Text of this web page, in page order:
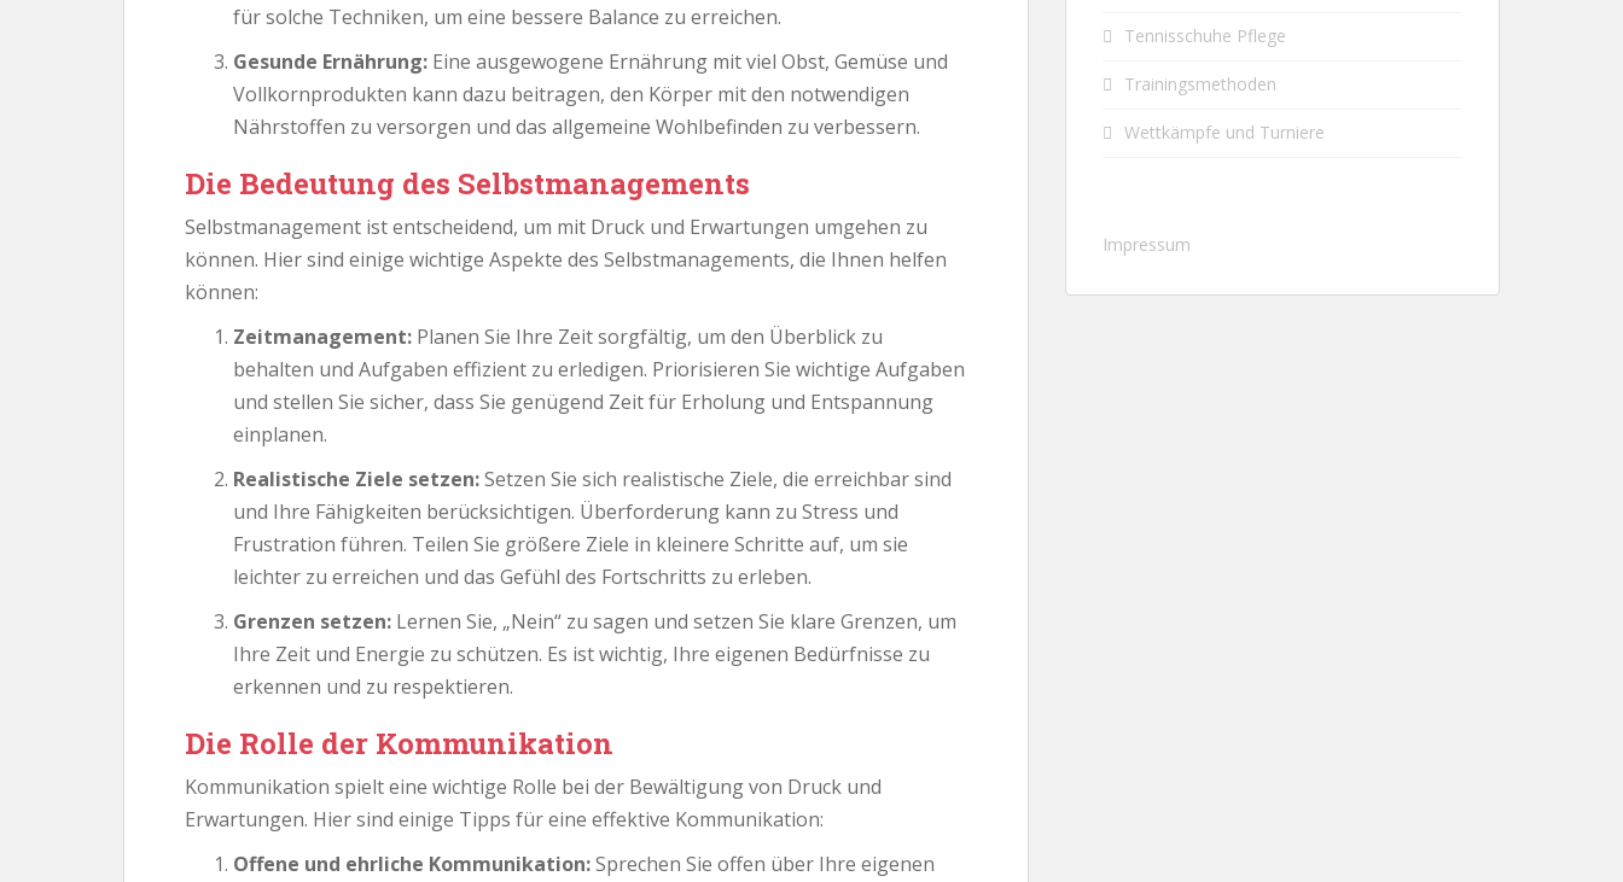
für solche Techniken, um eine bessere Balance zu erreichen.
Gesunde Ernährung: Eine ausgewogene Ernährung mit viel Obst, Gemüse und
Vollkornprodukten kann dazu beitragen, den Körper mit den notwendigen
Nährstoffen zu versorgen und das allgemeine Wohlbefinden zu verbessern.
Die Bedeutung des Selbstmanagements
Selbstmanagement ist entscheidend, um mit Druck und Erwartungen umgehen zu
können. Hier sind einige wichtige Aspekte des Selbstmanagements, die Ihnen helfen
können:
Zeitmanagement: Planen Sie Ihre Zeit sorgfältig, um den Überblick zu
behalten und Aufgaben effizient zu erledigen. Priorisieren Sie wichtige Aufgaben
und stellen Sie sicher, dass Sie genügend Zeit für Erholung und Entspannung
einplanen.
Realistische Ziele setzen:Setzen Sie sich realistische Ziele, die erreichbar sind
und Ihre Fähigkeiten berücksichtigen. Überforderung kann zu Stress und
Frustration führen. Teilen Sie größere Ziele in kleinere Schritte auf, um sie
leichter zu erreichen und das Gefühl des Fortschritts zu erleben.
Grenzen setzen: Lernen Sie, „Nein“ zu sagen und setzen Sie klare Grenzen, um
Ihre Zeit und Energie zu schützen. Es ist wichtig, Ihre eigenen Bedürfnisse zu
erkennen und zu respektieren.
Die Rolle der Kommunikation
Kommunikation spielt eine wichtige Rolle bei der Bewältigung von Druck und
Erwartungen. Hier sind einige Tipps für eine effektive Kommunikation:
Offene und ehrliche Kommunikation:Sprechen Sie offen über Ihre eigenen
Tennisschuhe Pflege
Trainingsmethoden
Wettkämpfe und Turniere
Impressum